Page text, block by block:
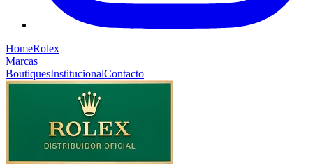
HomeRolex
Marcas
BoutiquesInstitucionalContacto